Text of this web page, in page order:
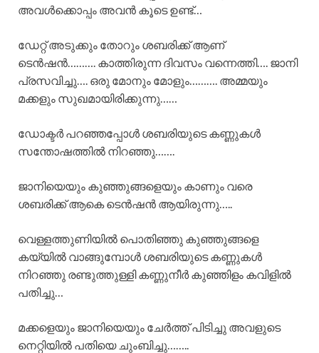
അവൾക്കൊപ്പം അവൻ കൂടെ ഉണ്ട്…
ഡേറ്റ് അടുക്കും തോറും ശബരിക്ക് ആണ്
ടെൻഷൻ………. കാത്തിരുന്ന ദിവസം വന്നെത്തി…. ജാനി
പ്രസവിച്ചു…. ഒരു മോനും മോളും………. അമ്മയും
മക്കളും സുഖമായിരിക്കുന്നു……
ഡോക്ടർ പറഞ്ഞപ്പോൾ ശബരിയുടെ കണ്ണുകൾ
സന്തോഷത്തിൽ നിറഞ്ഞു…….
ജാനിയെയും കുഞ്ഞുങ്ങളെയും കാണും വരെ
ശബരിക്ക് ആകെ ടെൻഷൻ ആയിരുന്നു…..
വെള്ളത്തുണിയിൽ പൊതിഞ്ഞു കുഞ്ഞുങ്ങളെ
കയ്യിൽ വാങ്ങുമ്പോൾ ശബരിയുടെ കണ്ണുകൾ
നിറഞ്ഞു രണ്ടുത്തുള്ളി കണ്ണുനീർ കുഞ്ഞിളം കവിളിൽ
പതിച്ചു…
മക്കളെയും ജാനിയെയും ചേർത്ത് പിടിച്ചു അവളുടെ
നെറ്റിയിൽ പതിയെ ചുംബിച്ചു……..